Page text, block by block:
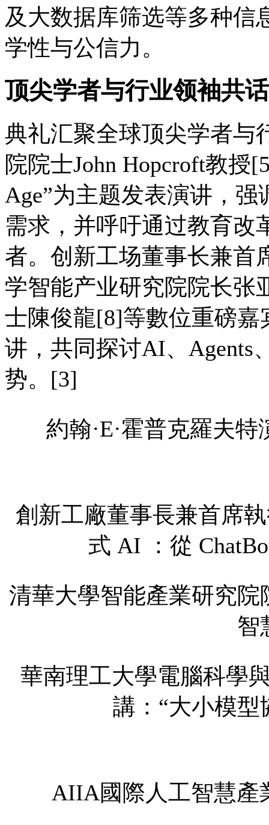
及大数据库筛选等多种信
学性与公信力。
顶尖学者与行业领袖共
典礼汇聚全球顶尖学者与
院院士John Hopcroft教授
Age”为主题发表演讲，
需求，并呼吁通过教育改
者。创新工场董事长兼首
学智能产业研究院院长张
士陳俊龍[8]等數位重磅
讲，共同探讨AI、Agents
势。[3]
約翰·E·霍普克羅夫特
創新工廠董事長兼首席
式 AI ：從
清華大學智能產業研究
智
華南理工大學電腦科學
講：“大小模型
AIIA國際人工智慧產